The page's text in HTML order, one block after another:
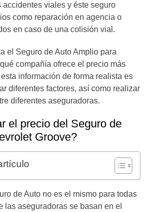
accidentes viales y éste seguro
como reparación en agencia o
en caso de una colisión vial.
el Seguro de Auto Amplio para
compañía ofrece el precio más
información de forma realista es
diferentes factores, así como realizar
diferentes aseguradoras.
el precio del Seguro de
Groove?
de Auto no es el mismo para todas
las aseguradoras se basan en el